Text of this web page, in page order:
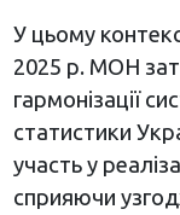
У цьому
2025 р. МОН
гармонізації
статистики
участь у
сприяючи